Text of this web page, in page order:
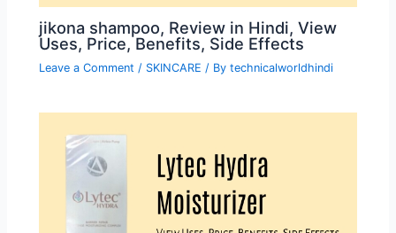
jikona shampoo, Review in Hindi, View
Uses, Price, Benefits, Side Effects
Leave a Comment / SKINCARE / Bytechnicalworldhindi